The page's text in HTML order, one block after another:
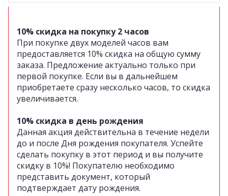
10% скидка на покупку 2 часов
При покупке двух моделей часов вам
предоставляется 10% скидка на общую сумму
заказа. Предложение актуально только при
первой покупке. Если вы в дальнейшем
приобретаете сразу несколько часов, то скидка
увеличивается.
10% скидка в день рождения
Данная акция действительна в течение недели
до и после Дня рождения покупателя. Успейте
сделать покупку в этот период и вы получите
скидку в 10%! Покупателю необходимо
представить документ, который
подтверждает дату рождения.